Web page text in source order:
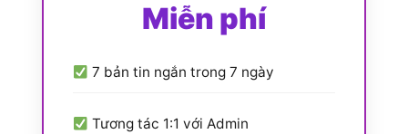
Miễn phí
7 bản tin ngắn trong 7 ngày
Tương tác 1:1 với Admin